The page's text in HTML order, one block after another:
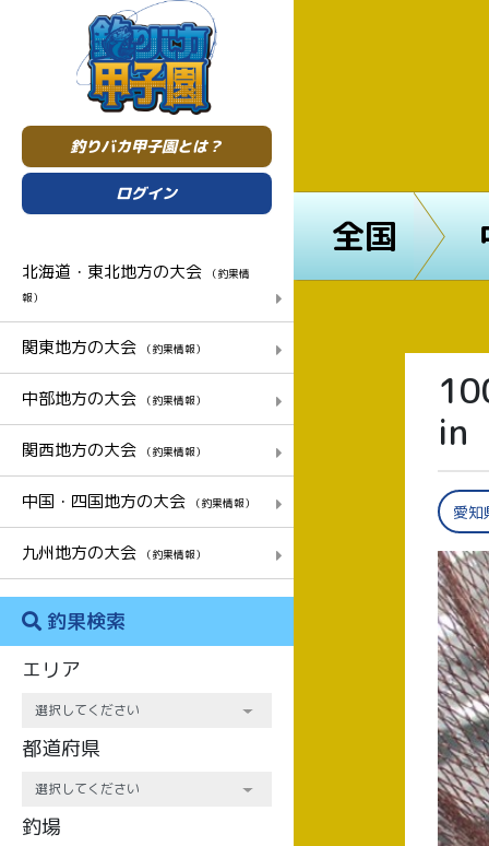
釣りバカ甲子園とは？
ログイン
北海道・東北地方の大会
（釣果情
報）
関東地方の大会 （釣果情報）
中部地方の大会 （釣果情報）
関西地方の大会 （釣果情報）
中国・四国地方の大会 （釣果情報）
九州地方の大会 （釣果情報）
釣果検索
エリア
都道府県
釣場
全国
in
愛知